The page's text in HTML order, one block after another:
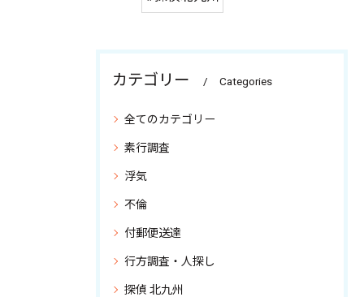
カテゴリー Categories
全てのカテゴリー
素行調査
浮気
不倫
付郵便送達
行方調査・人探し
探偵 北九州